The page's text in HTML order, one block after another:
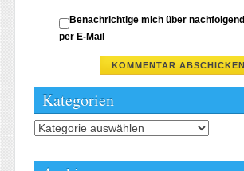
Benachrichtige mich über
per E-Mail
Kategorien
Kategorien